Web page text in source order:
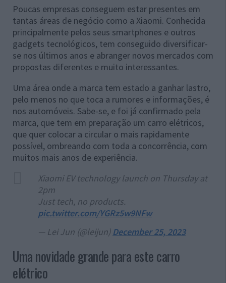
Poucas empresas conseguem estar presentes em
tantas áreas de negócio como a Xiaomi. Conhecida
principalmente pelos seus smartphones e outros
gadgets tecnológicos, tem conseguido diversificar-
se nos últimos anos e abranger novos mercados com
propostas diferentes e muito interessantes.
Uma área onde a marca tem estado a ganhar lastro,
pelo menos no que toca a rumores e informações, é
nos automóveis. Sabe-se, e foi já confirmado pela
marca, que tem em preparação um carro elétricos,
que quer colocar a circular o mais rapidamente
possível, ombreando com toda a concorrência, com
muitos mais anos de experiência.
Xiaomi EV technology launch on Thursday at
2pm
Just tech, no products.
pic.twitter.com/YGRz5w9NFw
— Lei Jun (@leijun) December 25, 2023
Uma novidade grande para este carro
elétrico